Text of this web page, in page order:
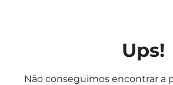
Ups!
Não conseguimos encontrar a